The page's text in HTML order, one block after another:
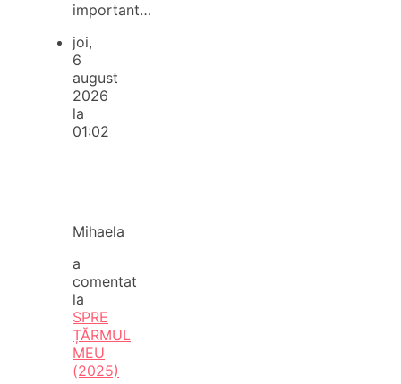
important…
joi,
6
august
2026
la
01:02
Mihaela
a
comentat
la
SPRE
ȚĂRMUL
MEU
(2025)